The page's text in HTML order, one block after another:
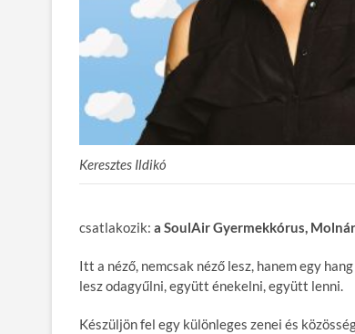
Keresztes Ildikó
csatlakozik: a SoulAir Gyermekkórus,
Itt a néző, nemcsak néző lesz, hanem egy
lesz odagyűlni, együtt énekelni, együtt lenni.
Készüljön fel egy különleges zenei és